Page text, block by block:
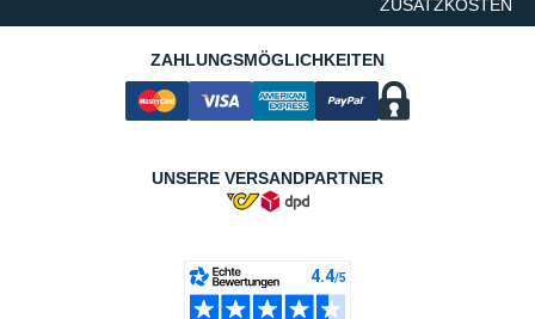
ZUSATZKOSTEN
ZAHLUNGSMÖGLICHKEITEN
UNSERE VERSANDPARTNER